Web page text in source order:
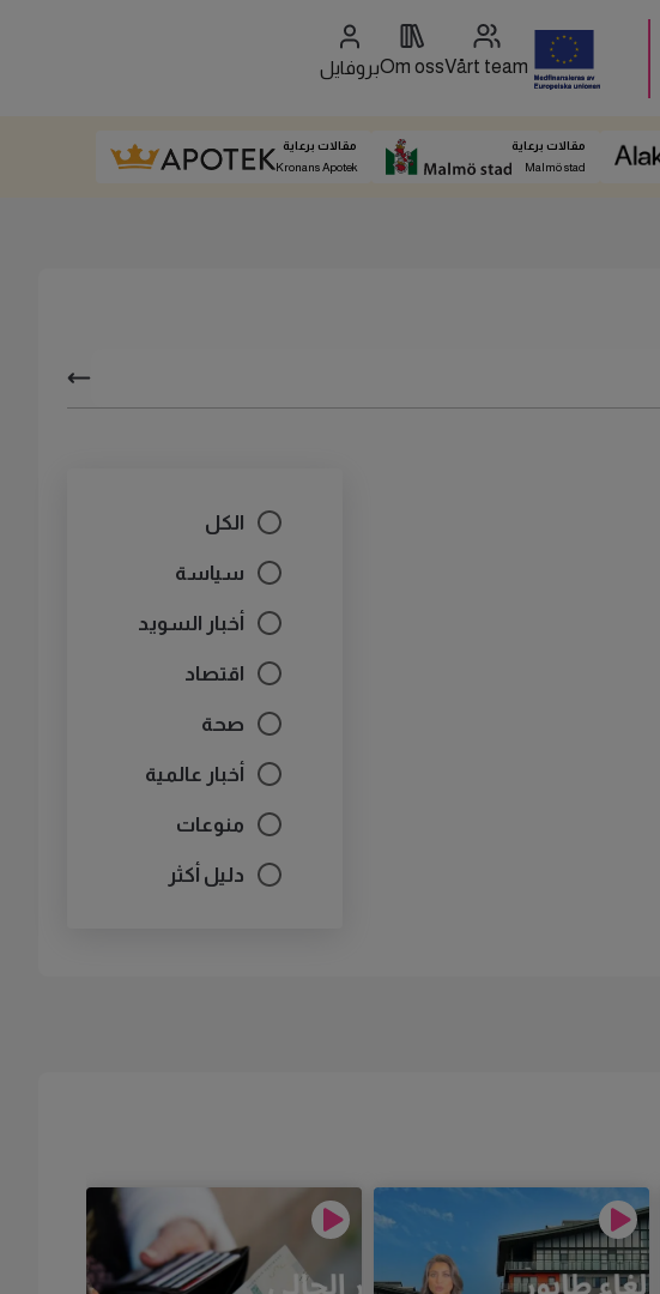
Vårt team
Om ossبروفايل
مقالات برعاية
Malmö stad
مقالات برعاية
Kronans Apotek
الكل
سياسة
أخبار السويد
اقتصاد
صحة
أخبار عالمية
منوعات
دليل أكثر